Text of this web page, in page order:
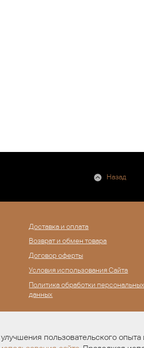
пользовательского опыта
Назад
Доставка и оплата
Возврат и обмен товара
Договор оферты
Условия использования Сайта
Политика обработки персональных
данных